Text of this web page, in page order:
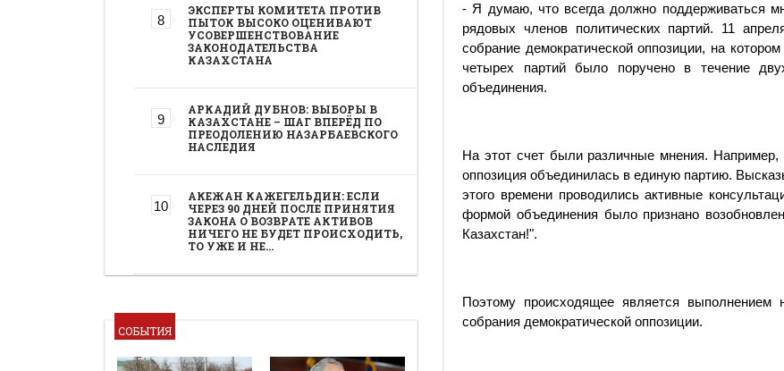
ЭКСПЕРТЫ КОМИТЕТА ПРОТИВ
ПЫТОК ВЫСОКО ОЦЕНИВАЮТ
УСОВЕРШЕНСТВОВАНИЕ
ЗАКОНОДАТЕЛЬСТВА
КАЗАХСТАНА
АРКАДИЙ ДУБНОВ: ВЫБОРЫ В
КАЗАХСТАНЕ – ШАГ ВПЕРЁД ПО
ПРЕОДОЛЕНИЮ НАЗАРБАЕВСКОГО
НАСЛЕДИЯ
АКЕЖАН КАЖЕГЕЛЬДИН: ЕСЛИ
ЧЕРЕЗ 90 ДНЕЙ ПОСЛЕ ПРИНЯТИЯ
ЗАКОНА О ВОЗВРАТЕ АКТИВОВ
НИЧЕГО НЕ БУДЕТ ПРОИСХОДИТЬ,
ТО УЖЕ И НЕ…
СОБЫТИЯ
- Я думаю, что всегда должно поддерживаться
рядовых членов политических партий. 11
собрание демократической оппозиции, на
четырех партий было поручено в течение
объединения.
На этот счет были различные мнения.
оппозиция объединилась в единую партию.
этого времени проводились активные
формой объединения было признано
Казахстан!".
Поэтому происходящее является выполнением
собрания демократической оппозиции.